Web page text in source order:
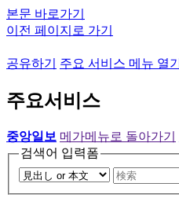
본문 바로가기
이전 페이지로 가기
공유하기 주요 서비스 메뉴 열기
주요서비스
중앙일보 메가메뉴로 돌아가기
검색어 입력폼